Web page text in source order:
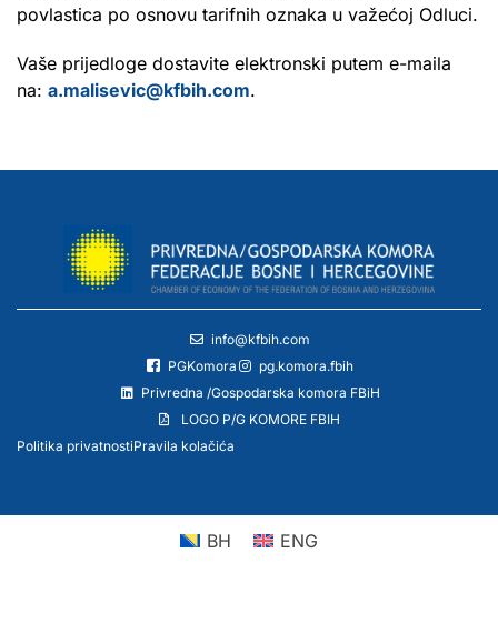
povlastica po osnovu tarifnih oznaka u važećoj Odluci.
Vaše prijedloge dostavite elektronski putem e-maila
na: a.malisevic@kfbih.com.
info@kfbih.com
PGKomora
pg.komora.fbih
Privredna /Gospodarska komora FBiH
LOGO P/G KOMORE FBIH
Politika privatnostiPravila kolačića
BH ENG